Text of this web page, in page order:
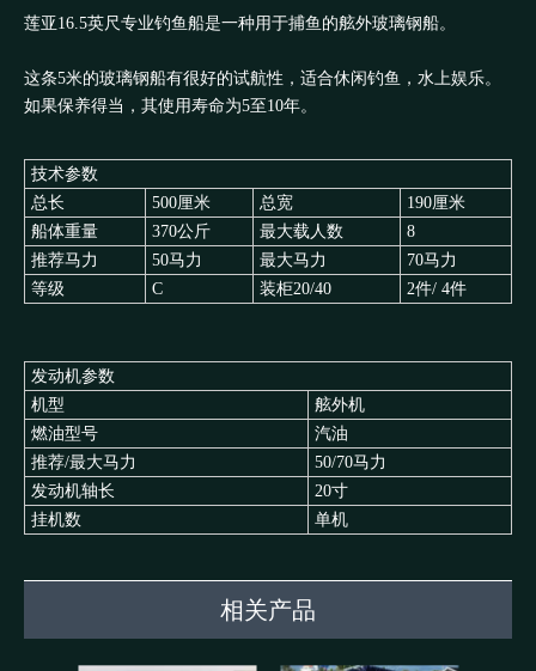
莲亚 16.5英尺专业钓鱼船是一种用于捕鱼的舷外玻璃钢船。
这条5米的玻璃钢船有很好的试航性，适合休闲钓鱼，水上娱乐。
如果保养得当，其使用寿命为5至 10年。
技术参数
总长
500厘米 总宽
190厘米
船体重量
370公斤 最大载人数
8
推荐马力
50马力 最大马力
70马力
等级
C 装柜20/40 2件/ 4件
发动机参数
机型
舷外机
燃油型号
汽油
推荐/最大马力
50/70马力
发动机轴长
20寸
挂机数
单机
相关产品